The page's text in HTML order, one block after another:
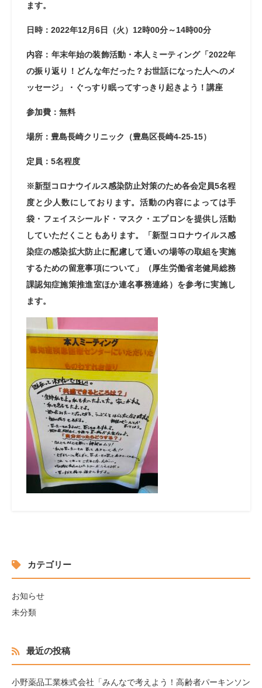
ます。
日時：2022年12月6日（火）12時00分～14時00分
内容：年末年始の装飾活動・本人ミーティング「2022年
の振り返り！どんな年だった？お世話になった人へのメ
ッセージ」・ぐっすり眠ってすっきり起きよう！講座
参加費：無料
場所：豊島長崎クリニック（豊島区長崎4-25-15）
定員：5名程度
※新型コロナウイルス感染防止対策のため各会定員5名程
度と少人数にしております。活動の内容によっては手
袋・フェイスシールド・マスク・エプロンを提供し活動
していただくこともあります。「新型コロナウイルス感
染症の感染拡大防止に配慮して通いの場等の取組を実施
するための留意事項について」（厚生労働省老健局総務
課認知症施策推進室ほか連名事務連絡）を参考に実施し
ます。
カテゴリー
お知らせ
未分類
最近の投稿
小野薬品工業株式会社「みんなで考えよう！高齢者パーキンソン